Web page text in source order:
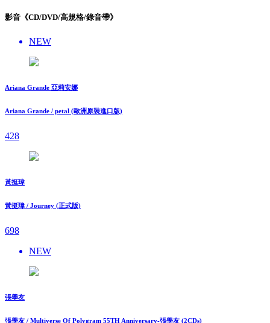
影音《CD/DVD/高規格/錄音帶》
NEW
Ariana Grande 亞莉安娜
Ariana Grande / petal (歐洲原裝進口版)
428
黃挺瑋
黃挺瑋 / Journey (正式版)
698
NEW
張學友
張學友 / Multiverse Of Polygram 55TH Anniversary-張學友 (2CDs)